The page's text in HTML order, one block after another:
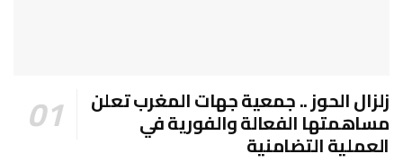
زلزال الحوز .. جمعية جهات المغرب تعلن
مساهمتها الفعالة والفورية في
العملية التضامنية